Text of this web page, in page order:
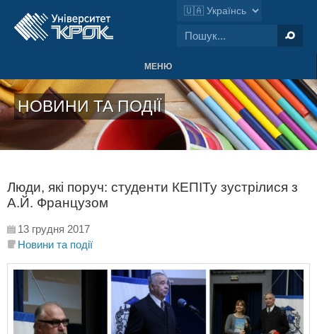
МЕНЮ
НОВИНИ ТА ПОДІЇ
Люди, які поруч: студенти КЕПІТу зустрілися з
А.Й. Французом
13 грудня 2017
Новини та події